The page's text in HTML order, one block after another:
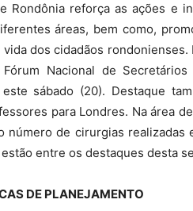
Rondônia reforça as ações e
áreas, bem como,
dos cidadãos
Nacional de
sábado (20). Destaque
para Londres. Na área
número de cirurgias
entre os destaques desta
DE PLANEJAMENTO